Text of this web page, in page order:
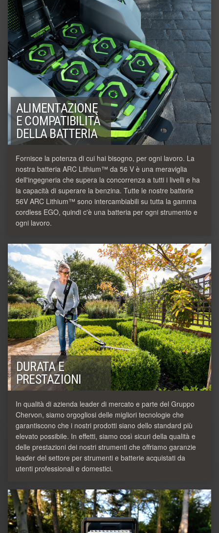
ALIMENTAZIONE
E COMPATIBILITÀ
DELLA BATTERIA
Fornisce la potenza di cui hai bisogno, per ogni lavoro. La
nostra batteria ARC Lithium™ da 56 V è una meraviglia
dell'ingegneria che supera la concorrenza a tutti i livelli e ha
la capacità di superare la benzina. Tutte le nostre batterie
56V ARC Lithium™ sono intercambiabili su tutta la gamma
cordless EGO, quindi c'è una batteria per ogni strumento e
ogni lavoro.
DURATA E
PRESTAZIONI
In qualità di azienda leader di mercato e parte del Gruppo
Chervon, siamo orgogliosi delle migliori tecnologie che
garantiscono che i nostri prodotti siano dello standard più
elevato possibile. In effetti, siamo così sicuri della qualità e
delle prestazioni dei nostri strumenti che offriamo garanzie
leader del settore per strumenti e batterie acquistati da
utenti professionali e domestici.